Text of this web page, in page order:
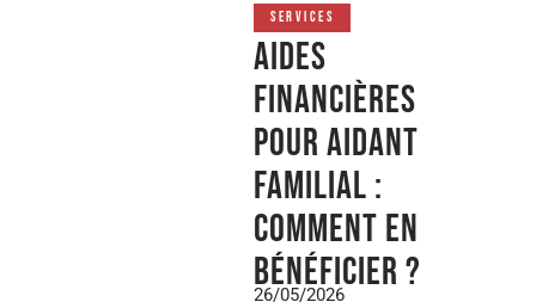
SERVICES
Aides
financières
pour aidant
familial :
comment en
bénéficier ?
26/05/2026